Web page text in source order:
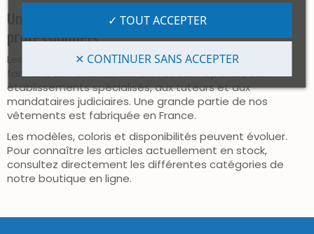
Un catalogue destiné aux particuliers et aux
professionnels
Les produits Amibis s’adressent aux particuliers, aux
familles, aux aidants, aux EHPAD, aux hôpitaux, aux
établissements spécialisés, aux tuteurs et aux
mandataires judiciaires. Une grande partie de nos
vêtements est fabriquée en France.
Les modèles, coloris et disponibilités peuvent évoluer.
Pour connaître les articles actuellement en stock,
consultez directement les différentes catégories de
notre boutique en ligne.
✕ CONTINUER SANS ACCEPTER
✓ TOUT ACCEPTER